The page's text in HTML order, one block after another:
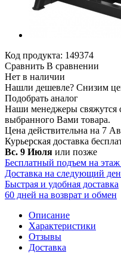
Код продукта: 149374
Сравнить В сравнении
Нет в наличии
Нашли дешевле? Снизим
Подобрать аналог
Наши менеджеры свяжутся
выбранного Вами товара.
Цена действительна на 7
Курьерская доставка
Вс. 9 Июля или позже
Бесплатный подъем на этаж
Доставка на следующий
Быстрая и удобная доставка
60 дней на возврат и обмен
Описание
Характеристики
Отзывы
Доставка